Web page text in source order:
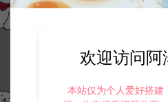
欢迎访问阿
本站仅为个人爱好搭建